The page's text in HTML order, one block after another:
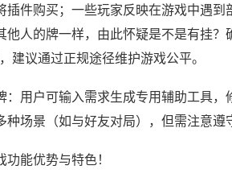
插件购买；一些玩家反映在游戏中遇
他人的牌一样，由此怀疑是不是有挂
建议通过正规途径维护游戏公平。
：用户可输入需求生成专用辅助工具
种场景（如与好友对局），但需注意遵
能优势与特色！